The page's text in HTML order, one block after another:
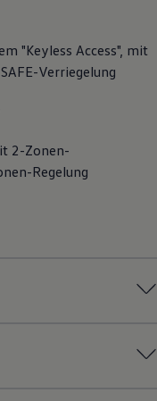
"Keyless Access", mit
Verriegelung
2-Zonen-
Regelung